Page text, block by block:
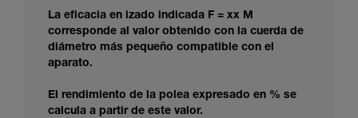
La eficacia en izado indicada F = xx M
corresponde al valor obtenido con la cuerda de
diámetro más pequeño compatible con el
aparato.
El rendimiento de la polea expresado en % se
calcula a partir de este valor.